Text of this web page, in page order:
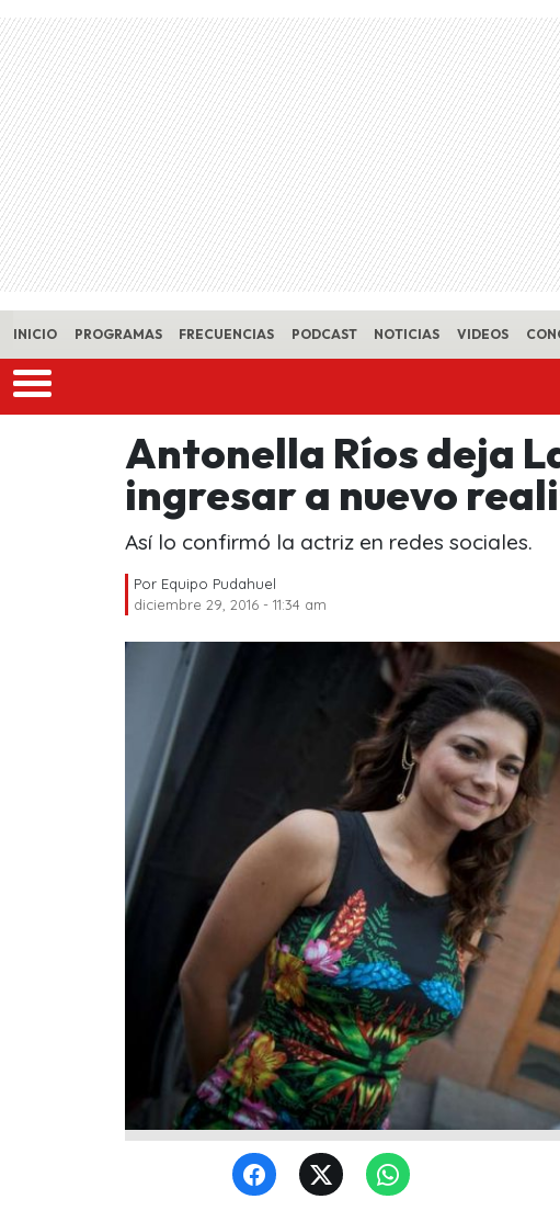
Skip to main content
INICIO PROGRAMAS FRECUENCIAS PODCAST NOTICIAS VIDEOS
Antonella Ríos deja
ingresar a nuevo
Así lo confirmó la actriz en redes sociales.
Por Equipo Pudahuel
diciembre 29, 2016 - 11:34 am